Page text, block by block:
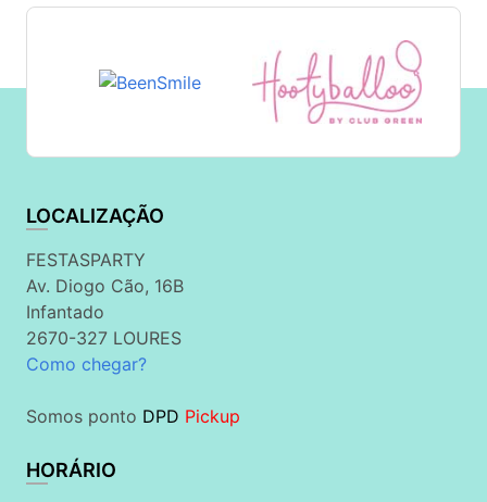
LOCALIZAÇÃO
FESTASPARTY
Av. Diogo Cão, 16B
Infantado
2670-327 LOURES
Como chegar?
Somos ponto DPD Pickup
HORÁRIO